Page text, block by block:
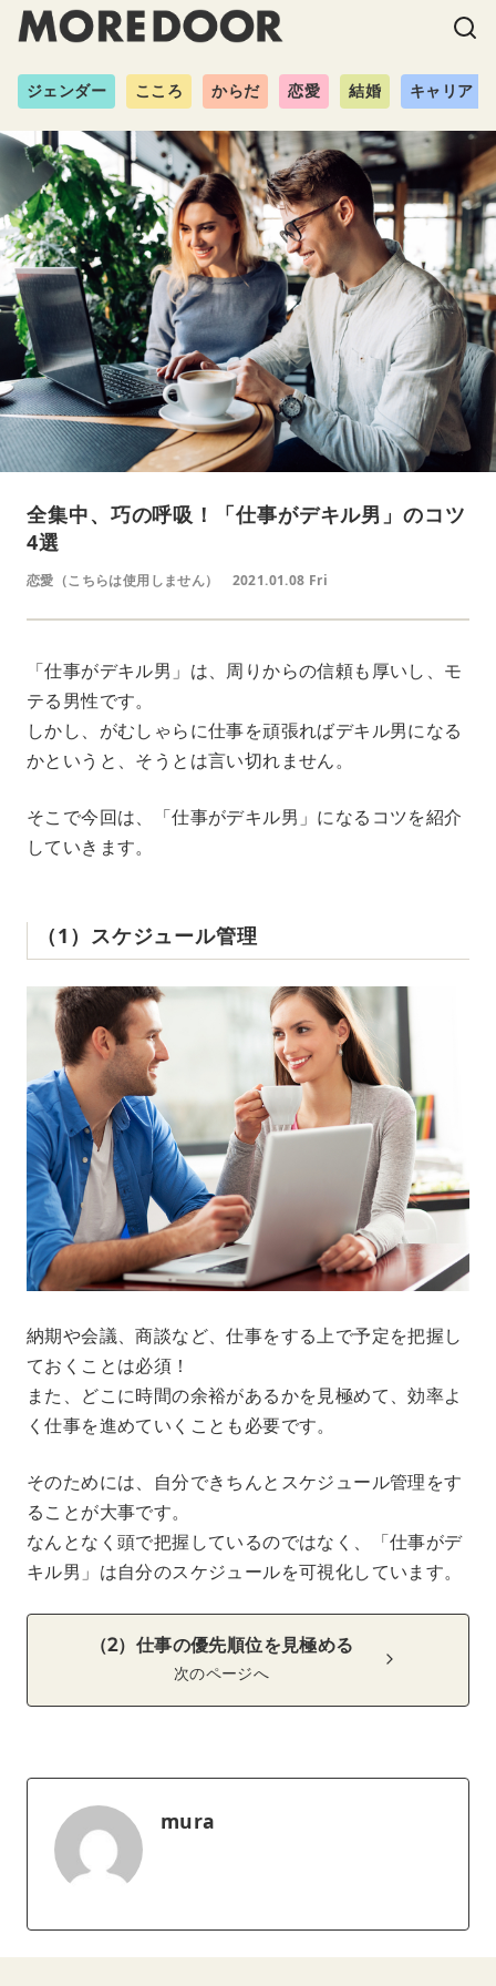
ジェンダー こころ からだ 恋愛 結婚 キャリア
全集中、巧の呼吸！「仕事がデキル男」のコツ
4選
恋愛（こちらは使用しません） 2021.01.08 Fri
「仕事がデキル男」は、周りからの信頼も厚いし、モ
テる男性です。
しかし、がむしゃらに仕事を頑張ればデキル男になる
かというと、そうとは言い切れません。
そこで今回は、「仕事がデキル男」になるコツを紹介
していきます。
（1）スケジュール管理
納期や会議、商談など、仕事をする上で予定を把握し
ておくことは必須！
また、どこに時間の余裕があるかを見極めて、効率よ
く仕事を進めていくことも必要です。
そのためには、自分できちんとスケジュール管理をす
ることが大事です。
なんとなく頭で把握しているのではなく、「仕事がデ
キル男」は自分のスケジュールを可視化しています。
（2）仕事の優先順位を見極める
次のページへ
mura